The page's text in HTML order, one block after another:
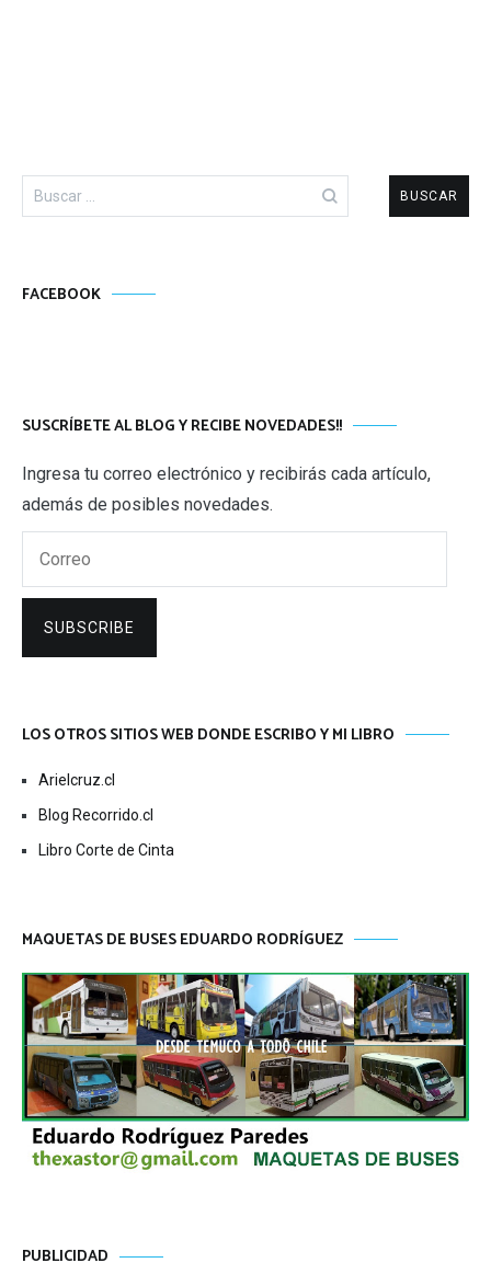
FACEBOOK
SUSCRÍBETE AL BLOG Y RECIBE NOVEDADES!!
Ingresa tu correo electrónico y recibirás cada artículo,
además de posibles novedades.
SUBSCRIBE
LOS OTROS SITIOS WEB DONDE ESCRIBO Y MI LIBRO
Arielcruz.cl
Blog Recorrido.cl
Libro Corte de Cinta
MAQUETAS DE BUSES EDUARDO RODRÍGUEZ
PUBLICIDAD